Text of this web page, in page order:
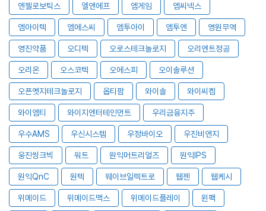
엔젤로보틱스 엘앤에프 엠게임 엠씨넥스
엠아이텍 엠에스씨 엠투아이 엠투엔 영원무역
영진약품 오디텍 오로스테크놀로지 오리엔트정공
오리온 오스코텍 오에스피 오이솔루션
오픈엣지테크놀로지 옵티팜 와이솔 와이씨켐
와이엠티 와이지엔터테인먼트 우리금융지주
우수AMS 우신시스템 우정바이오 우진비앤지
웅진씽크빅 워트 원익머트리얼즈 원익IPS
원익QnC 원텍 웨이브일렉트로 웹젠 웹케시
위메이드 위메이드맥스 위메이드플레이 윈팩